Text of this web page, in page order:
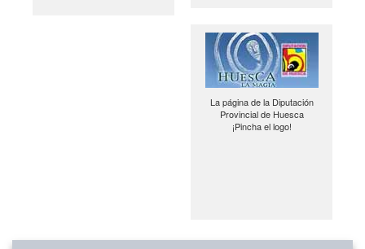
La página de la Diputación
Provincial de Huesca
¡Pincha el logo!